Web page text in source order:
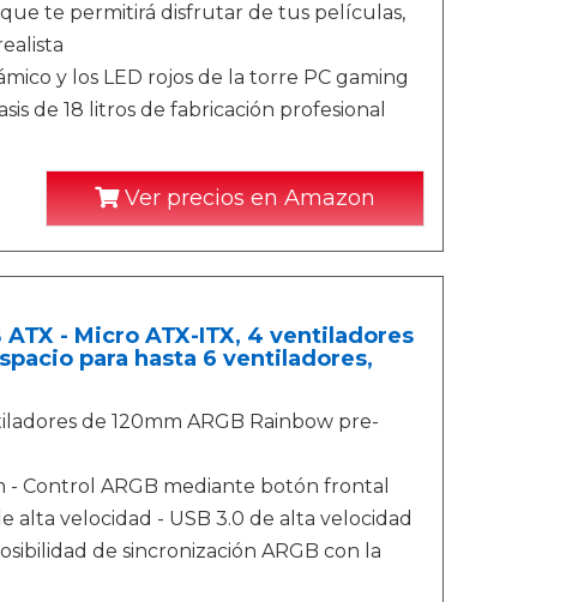
te permitirá disfrutar de tus películas,
y los LED rojos de la torre PC gaming
de 18 litros de fabricación profesional
Ver precios en Amazon
ATX - Micro ATX-ITX, 4 ventiladores
para hasta 6 ventiladores,
de 120mm ARGB Rainbow pre-
- Control ARGB mediante botón frontal
alta velocidad - USB 3.0 de alta velocidad
de sincronización ARGB con la